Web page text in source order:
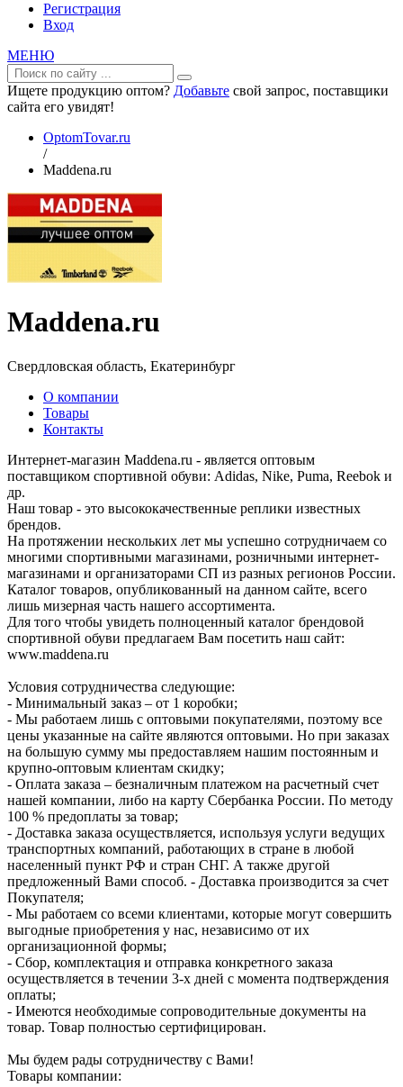
Регистрация
Вход
МЕНЮ
Ищете продукцию оптом? Добавьте свой запрос, поставщики
сайта его увидят!
OptomTovar.ru
/
Maddena.ru
Maddena.ru
Свердловская область, Екатеринбург
О компании
Товары
Контакты
Интернет-магазин Maddena.ru - является оптовым
поставщиком спортивной обуви: Adidas, Nike, Puma, Reebok и
др.
Наш товар - это высококачественные реплики известных
брендов.
На протяжении нескольких лет мы успешно сотрудничаем со
многими спортивными магазинами, розничными интернет-
магазинами и организаторами СП из разных регионов России.
Каталог товаров, опубликованный на данном сайте, всего
лишь мизерная часть нашего ассортимента.
Для того чтобы увидеть полноценный каталог брендовой
спортивной обуви предлагаем Вам посетить наш сайт:
www.maddena.ru
Условия сотрудничества следующие:
- Минимальный заказ – от 1 коробки;
- Мы работаем лишь с оптовыми покупателями, поэтому все
цены указанные на сайте являются оптовыми. Но при заказах
на большую сумму мы предоставляем нашим постоянным и
крупно-оптовым клиентам скидку;
- Оплата заказа – безналичным платежом на расчетный счет
нашей компании, либо на карту Сбербанка России. По методу
100 % предоплаты за товар;
- Доставка заказа осуществляется, используя услуги ведущих
транспортных компаний, работающих в стране в любой
населенный пункт РФ и стран СНГ. А также другой
предложенный Вами способ. - Доставка производится за счет
Покупателя;
- Мы работаем со всеми клиентами, которые могут совершить
выгодные приобретения у нас, независимо от их
организационной формы;
- Сбор, комплектация и отправка конкретного заказа
осуществляется в течении 3-х дней с момента подтверждения
оплаты;
- Имеются необходимые сопроводительные документы на
товар. Товар полностью сертифицирован.
Мы будем рады сотрудничеству с Вами!
Товары компании: